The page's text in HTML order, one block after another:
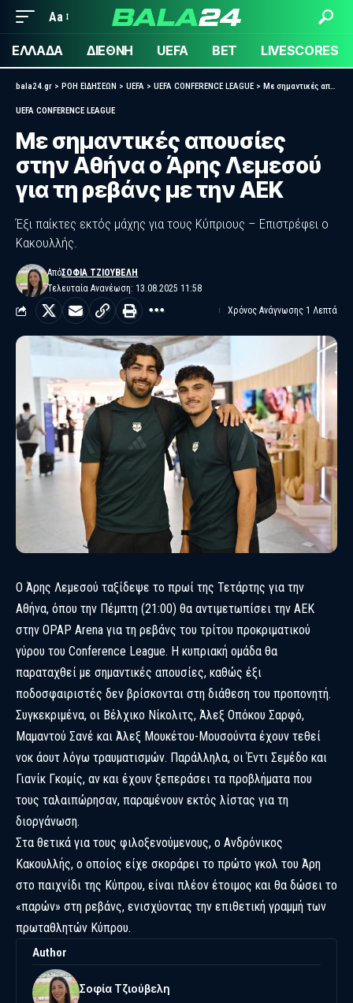
Aa
ΕΛΛΑΔΑ ΔΙΕΘΝΗ UEFA BET LIVESCORES
bala24.gr > ΡΟΗ ΕΙΔΗΣΕΩΝ > UEFA > UEFA CONFERENCE LEAGUE > Με σημαντικές απουσίες στην Αθήνα ο Άρης Λεμεσού για τη ρεβάνς με την ΑΕΚ
UEFA CONFERENCE LEAGUE
Με σημαντικές απουσίες
στην Αθήνα ο Άρης Λεμεσού
για τη ρεβάνς με την ΑΕΚ
Έξι παίκτες εκτός μάχης για τους Κύπριους – Επιστρέφει ο
Κακουλλής.
Τελευταία Ανανέωση: 13.08.2025 11:58
ΑπόΣΟΦΊΑ ΤΖΙΟΎΒΕΛΗ
Χρόνος Ανάγνωσης 1 Λεπτά
Ο Άρης Λεμεσού ταξίδεψε το πρωί της Τετάρτης για την
Αθήνα, όπου την Πέμπτη (21:00) θα αντιμετωπίσει την ΑΕΚ
στην OPAP Arena για τη ρεβάνς του τρίτου προκριματικού
γύρου του Conference League. Η κυπριακή ομάδα θα
παραταχθεί με σημαντικές απουσίες, καθώς έξι
ποδοσφαιριστές δεν βρίσκονται στη διάθεση του προπονητή.
Συγκεκριμένα, οι Βέλχικο Νίκολιτς, Άλεξ Οπόκου Σαρφό,
Μαμαντού Σανέ και Άλεξ Μουκέτου-Μουσούντα έχουν τεθεί
νοκ άουτ λόγω τραυματισμών. Παράλληλα, οι Έντι Σεμέδο και
Γιανίκ Γκομίς, αν και έχουν ξεπεράσει τα προβλήματα που
τους ταλαιπώρησαν, παραμένουν εκτός λίστας για τη
διοργάνωση.
Στα θετικά για τους φιλοξενούμενους, ο Ανδρόνικος
Κακουλλής, ο οποίος είχε σκοράρει το πρώτο γκολ του Άρη
στο παιχνίδι της Κύπρου, είναι πλέον έτοιμος και θα δώσει το
«παρών» στη ρεβάνς, ενισχύοντας την επιθετική γραμμή των
πρωταθλητών Κύπρου.
Author
Σοφία Τζιούβελη